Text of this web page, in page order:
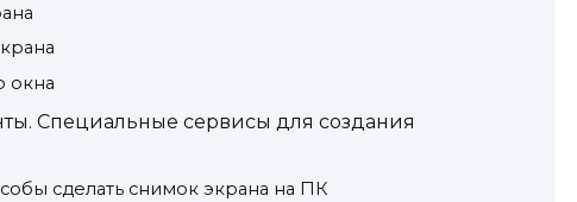
окна
Специальные сервисы для создания
сделать снимок экрана на ПК